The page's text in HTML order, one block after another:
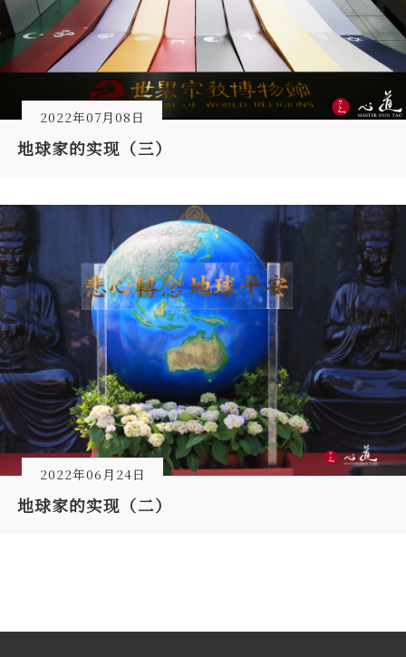
2022年07月08日
地球家的实现（三）
2022年06月24日
地球家的实现（二）